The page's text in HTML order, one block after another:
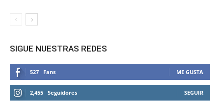
SIGUE NUESTRAS REDES
527 Fans ME GUSTA
2,455 Seguidores SEGUIR